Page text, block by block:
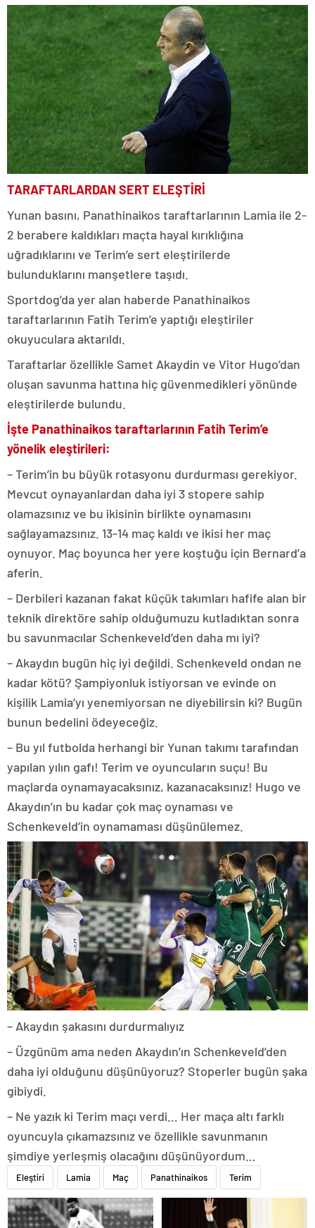
TARAFTARLARDAN SERT ELEŞTİRİ
Yunan basını, Panathinaikos taraftarlarının Lamia ile 2-
2 berabere kaldıkları maçta hayal kırıklığına
uğradıklarını ve Terim’e sert eleştirilerde
bulunduklarını manşetlere taşıdı.
Sportdog’da yer alan haberde Panathinaikos
taraftarlarının Fatih Terim’e yaptığı eleştiriler
okuyuculara aktarıldı.
Taraftarlar özellikle Samet Akaydin ve Vitor Hugo’dan
oluşan savunma hattına hiç güvenmedikleri yönünde
eleştirilerde bulundu.
İşte Panathinaikos taraftarlarının Fatih Terim’e
yönelik eleştirileri:
– Terim’in bu büyük rotasyonu durdurması gerekiyor.
Mevcut oynayanlardan daha iyi 3 stopere sahip
olamazsınız ve bu ikisinin birlikte oynamasını
sağlayamazsınız. 13-14 maç kaldı ve ikisi her maç
oynuyor. Maç boyunca her yere koştuğu için Bernard’a
aferin.
– Derbileri kazanan fakat küçük takımları hafife alan bir
teknik direktöre sahip olduğumuzu kutladıktan sonra
bu savunmacılar Schenkeveld’den daha mı iyi?
– Akaydın bugün hiç iyi değildi. Schenkeveld ondan ne
kadar kötü? Şampiyonluk istiyorsan ve evinde on
kişilik Lamia’yı yenemiyorsan ne diyebilirsin ki? Bugün
bunun bedelini ödeyeceğiz.
– Bu yıl futbolda herhangi bir Yunan takımı tarafından
yapılan yılın gafı! Terim ve oyuncuların suçu! Bu
maçlarda oynamayacaksınız, kazanacaksınız! Hugo ve
Akaydın’ın bu kadar çok maç oynaması ve
Schenkeveld’in oynamaması düşünülemez.
– Akaydın şakasını durdurmalıyız
– Üzgünüm ama neden Akaydın’ın Schenkeveld’den
daha iyi olduğunu düşünüyoruz? Stoperler bugün şaka
gibiydi.
– Ne yazık ki Terim maçı verdi… Her maça altı farklı
oyuncuyla çıkamazsınız ve özellikle savunmanın
şimdiye yerleşmiş olacağını düşünüyordum…
Eleştiri Lamia Maç Panathinaikos Terim